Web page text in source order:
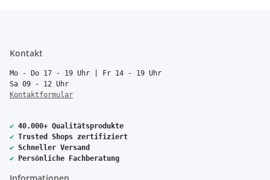
Kontakt
Mo - Do 17 - 19 Uhr | Fr 14 - 19 Uhr
Sa 09 - 12 Uhr
Kontaktformular
✔ 40.000+ Qualitätsprodukte
✔ Trusted Shops zertifiziert
✔ Schneller Versand
✔ Persönliche Fachberatung